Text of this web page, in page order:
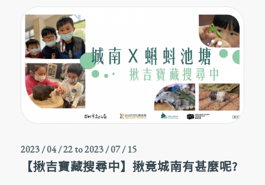
2023 / 04 / 22to2023 / 07 / 15
【揪吉寶藏搜尋中】揪竟城南有甚麼呢?